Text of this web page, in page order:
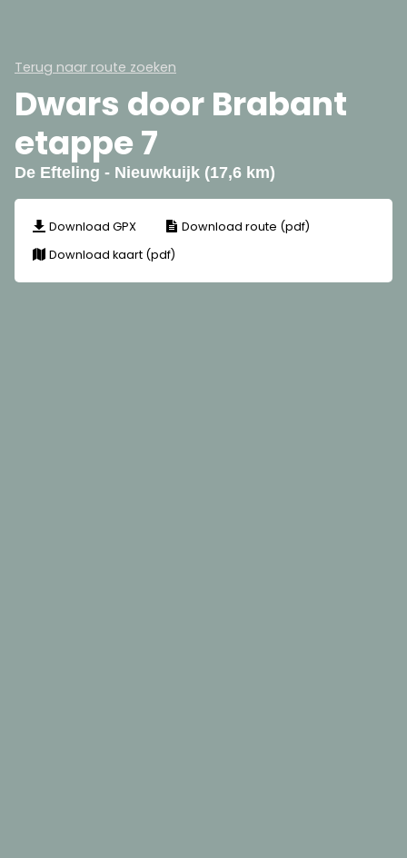
Terug naar route zoeken
Dwars door Brabant
etappe 7
De Efteling - Nieuwkuijk (17,6 km)
Download GPX
Download route (pdf)
Download kaart (pdf)